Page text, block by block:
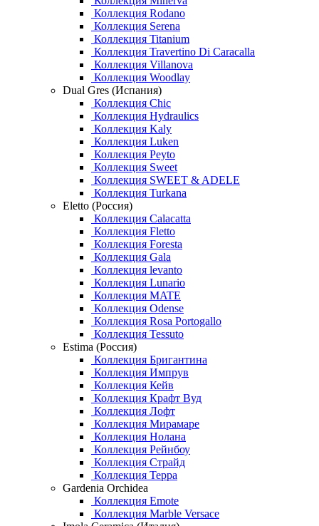
Коллекция Rodano
Коллекция Serena
Коллекция Titanium
Коллекция Travertino Di Caracalla
Коллекция Villanova
Коллекция Woodlay
Dual Gres (Испания)
Коллекция Chic
Коллекция Hydraulics
Коллекция Kaly
Коллекция Luken
Коллекция Peyto
Коллекция Sweet
Коллекция SWEET & ADELE
Коллекция Turkana
Eletto (Россия)
Коллекция Calacatta
Коллекция Fletto
Коллекция Foresta
Коллекция Gala
Коллекция levanto
Коллекция Lunario
Коллекция MATE
Коллекция Odense
Коллекция Rosa Portogallo
Коллекция Tessuto
Estima (Россия)
Коллекция Бригантина
Коллекция Импрув
Коллекция Кейв
Коллекция Крафт Вуд
Коллекция Лофт
Коллекция Мирамаре
Коллекция Нолана
Коллекция Рейнбоу
Коллекция Страйд
Коллекция Терра
Gardenia Orchidea
Коллекция Emote
Коллекция Marble Versace